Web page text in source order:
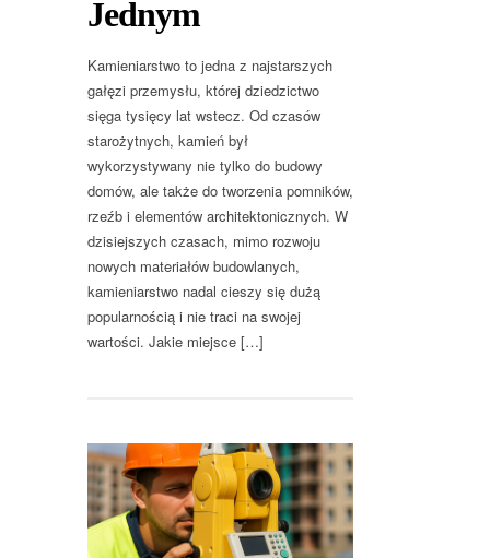
Jednym
Kamieniarstwo to jedna z najstarszych
gałęzi przemysłu, której dziedzictwo
sięga tysięcy lat wstecz. Od czasów
starożytnych, kamień był
wykorzystywany nie tylko do budowy
domów, ale także do tworzenia pomników,
rzeźb i elementów architektonicznych. W
dzisiejszych czasach, mimo rozwoju
nowych materiałów budowlanych,
kamieniarstwo nadal cieszy się dużą
popularnością i nie traci na swojej
wartości. Jakie miejsce […]